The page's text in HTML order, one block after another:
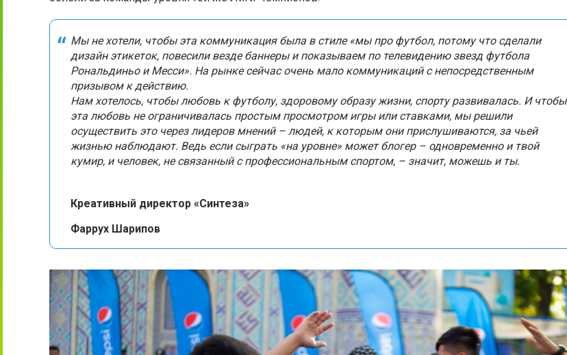
Мы не хотели, чтобы эта коммуникация была в стиле «мы про футбол, потому что сделали
дизайн этикеток, повесили везде баннеры и показываем по телевидению звезд футбола
Рональдиньо и Месси». На рынке сейчас очень мало коммуникаций с непосредственным
призывом к действию.
Нам хотелось, чтобы любовь к футболу, здоровому образу жизни, спорту развивалась. И чтобы
эта любовь не ограничивалась простым просмотром игры или ставками, мы решили
осуществить это через лидеров мнений – людей, к которым они прислушиваются, за чьей
жизнью наблюдают. Ведь если сыграть «на уровне» может блогер – одновременно и твой
кумир, и человек, не связанный с профессиональным спортом, – значит, можешь и ты.
Креативный директор «Синтеза»
Фаррух Шарипов